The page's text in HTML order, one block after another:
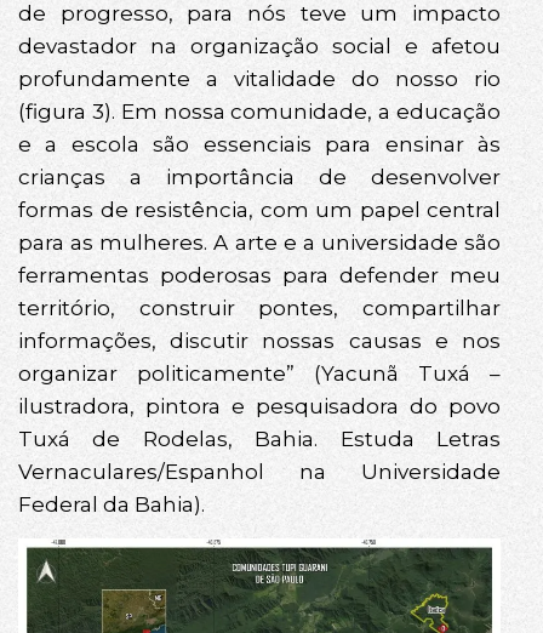
de progresso, para nós teve um impacto
devastador na organização social e afetou
profundamente a vitalidade do nosso rio
(figura 3). Em nossa comunidade, a educação
e a escola são essenciais para ensinar às
crianças a importância de desenvolver
formas de resistência, com um papel central
para as mulheres. A arte e a universidade são
ferramentas poderosas para defender meu
território, construir pontes, compartilhar
informações, discutir nossas causas e nos
organizar politicamente” (Yacunã Tuxá –
ilustradora, pintora e pesquisadora do povo
Tuxá de Rodelas, Bahia. Estuda Letras
Vernaculares/Espanhol na Universidade
Federal da Bahia).